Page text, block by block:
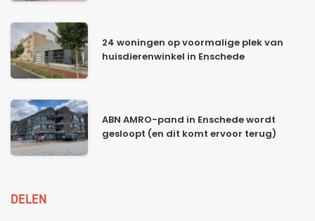
24 woningen op voormalige plek van
huisdierenwinkel in Enschede
ABN AMRO-pand in Enschede wordt
gesloopt (en dit komt ervoor terug)
DELEN